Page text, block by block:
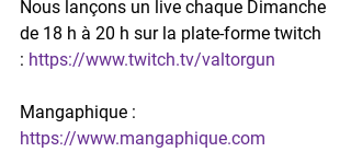
Nous lançons un live chaque Dimanche
de 18 h à 20 h sur la plate-forme twitch
: https://www.twitch.tv/valtorgun
Mangaphique :
https://www.mangaphique.com